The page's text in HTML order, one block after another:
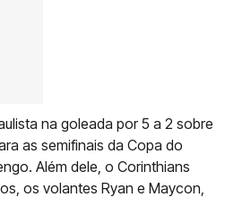
na goleada por 5 a 2 sobre
as semifinais da Copa do
Além dele, o Corinthians
os volantes Ryan e Maycon,